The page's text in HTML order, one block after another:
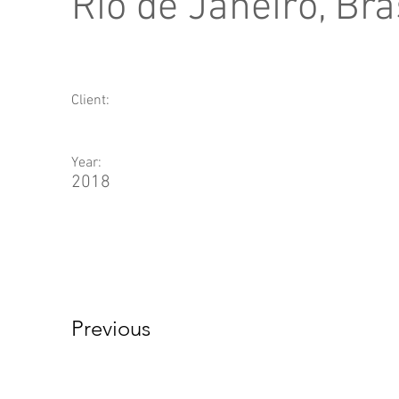
Client:
Year:
2018
Previous